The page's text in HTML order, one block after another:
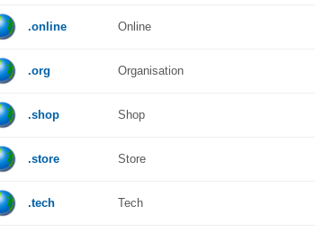
.online Online
.org Organisation
.shop Shop
.store Store
.tech Tech